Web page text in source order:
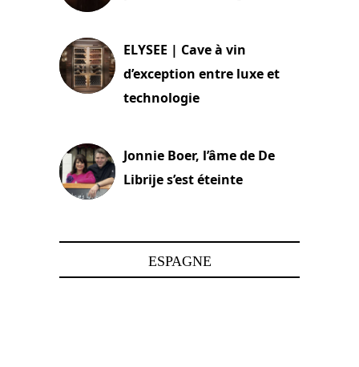
ELYSEE | Cave à vin
d’exception entre luxe et
technologie
Jonnie Boer, l’âme de De
Librije s’est éteinte
ESPAGNE